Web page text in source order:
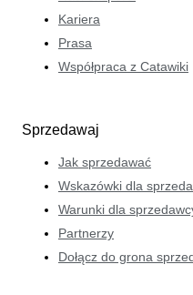
Kariera
Prasa
Współpraca z Catawiki
Sprzedawaj
Jak sprzedawać
Wskazówki dla
Warunki dla
Partnerzy
Dołącz do grona